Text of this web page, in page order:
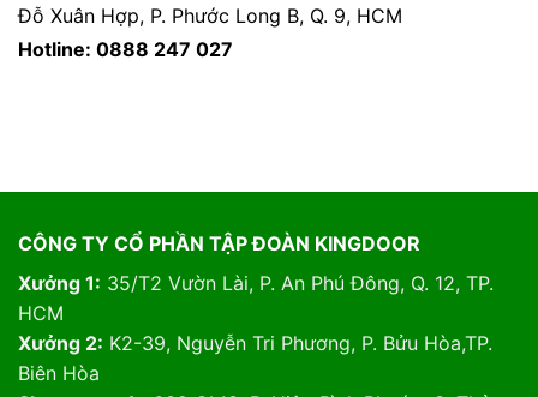
Đỗ Xuân Hợp, P. Phước Long B, Q. 9, HCM
Hotline: 0888 247 027
CÔNG TY CỔ PHẦN TẬP ĐOÀN KINGDOOR
Xưởng 1: 35/T2 Vườn Lài, P. An Phú Đông, Q. 12, TP.
HCM
Xưởng 2: K2-39, Nguyễn Tri Phương, P. Bửu Hòa,TP.
Biên Hòa